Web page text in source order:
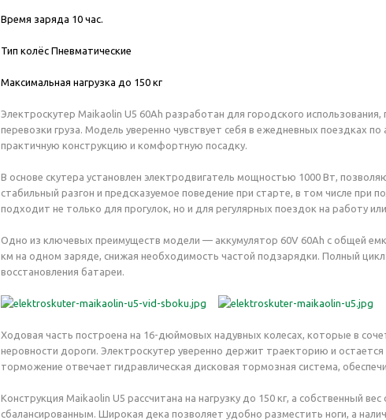
Время заряда 10 час.
Тип колёс Пневматические
Максимальная нагрузка до 150 кг
Электроскутер Maikaolin U5 60Ah разработан для городского
перевозки груза. Модель уверенно чувствует себя в ежедневных поездках
практичную конструкцию и комфортную посадку.
В основе скутера установлен электродвигатель мощностью 1000 Вт,
стабильный разгон и предсказуемое поведение при старте, в том числе при
подходит не только для прогулок, но и для регулярных поездок на работу
Одно из ключевых преимуществ модели — аккумулятор 60V 60Ah с общей
км на одном заряде, снижая необходимость частой подзарядки. Полный
восстановления батареи.
Ходовая часть построена на 16-дюймовых надувных колесах, которые в
неровности дороги. Электроскутер уверенно держит траекторию и
торможение отвечает гидравлическая дисковая тормозная система,
Конструкция Maikaolin U5 рассчитана на нагрузку до 150 кг, а собственный
сбалансированным. Широкая дека позволяет удобно разместить ноги, а